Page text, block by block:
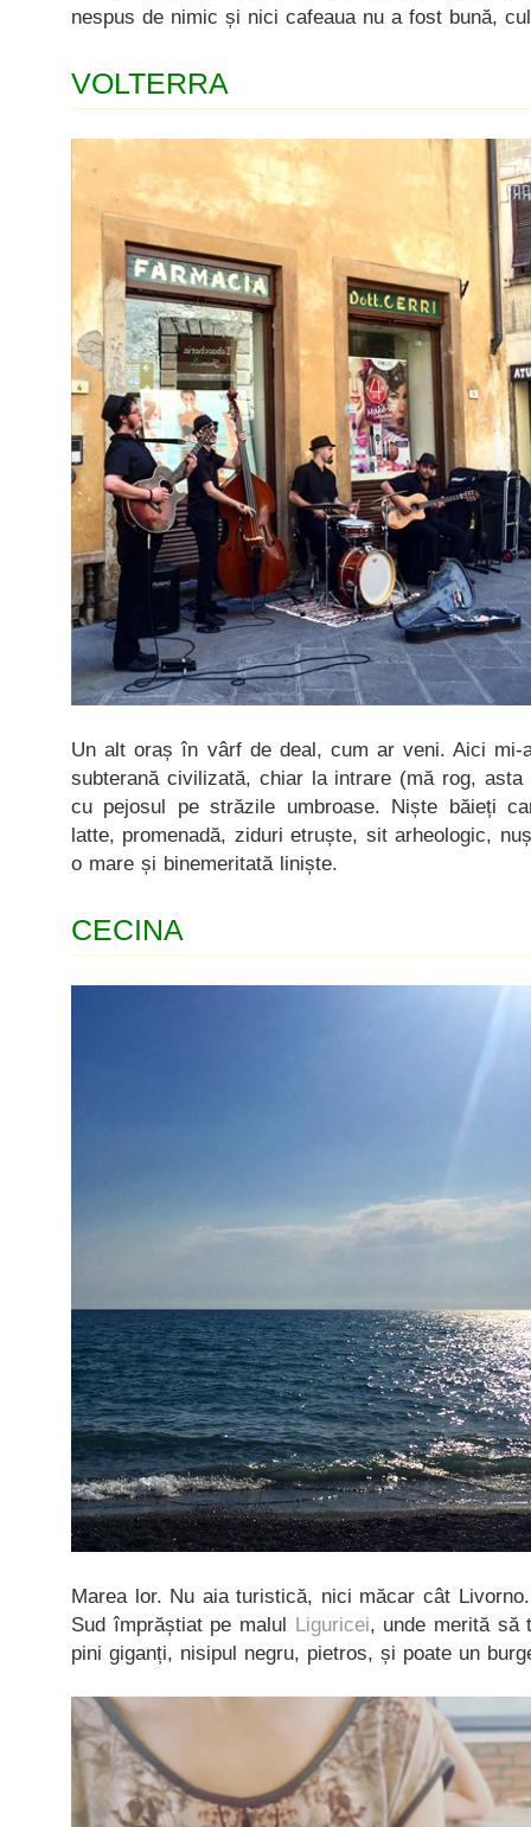
nespus de nimic și nici cafeaua nu a fost bună,
VOLTERRA
Un alt oraș în vârf de deal, cum ar veni. Aici mi-
subterană civilizată, chiar la intrare (mă rog,
cu pejosul pe străzile umbroase. Niște băieți
latte, promenadă, ziduri etruște, sit arheologic,
o mare și binemeritată liniște.
CECINA
Marea lor. Nu aia turistică, nici măcar cât
Sud împrăștiat pe malul Liguricei, unde merită să
pini giganți, nisipul negru, pietros, și poate un